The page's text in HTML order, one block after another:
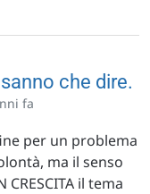
che dire.
fa
per un problema
ma il senso
il tema